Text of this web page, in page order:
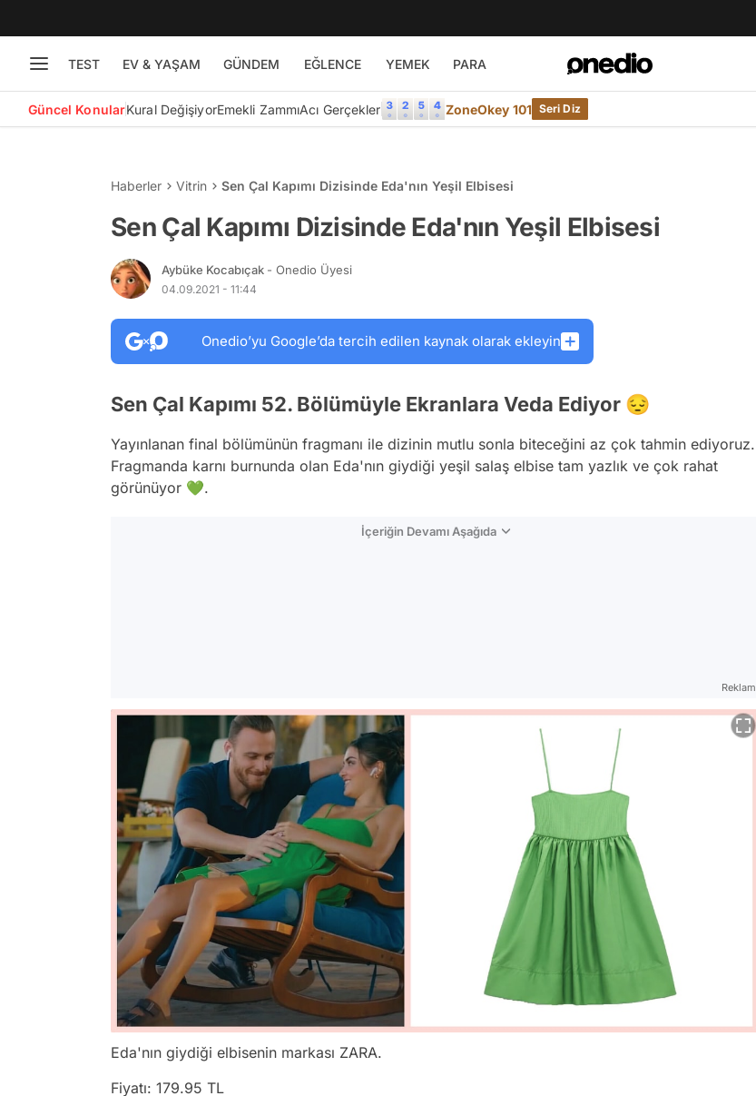
TEST EV & YAŞAM GÜNDEM EĞLENCE YEMEK PARA
Güncel KonularKural DeğişiyorEmekli ZammıAcı Gerçekler ZoneOkey 101 Seri Diz
Haberler Vitrin Sen Çal Kapımı Dizisinde Eda'nın Yeşil Elbisesi
Sen Çal Kapımı Dizisinde Eda'nın Yeşil Elbisesi
Aybüke Kocabıçak - Onedio Üyesi
04.09.2021 - 11:44
Onedio’yu Google’da tercih edilen kaynak olarak ekleyin
Sen Çal Kapımı 52. Bölümüyle Ekranlara Veda Ediyor 😔
Yayınlanan final bölümünün fragmanı ile dizinin mutlu sonla biteceğini az çok tahmin ediyoruz.
Fragmanda karnı burnunda olan Eda'nın giydiği yeşil salaş elbise tam yazlık ve çok rahat
görünüyor 💚.
İçeriğin Devamı Aşağıda
Reklam
Eda'nın giydiği elbisenin markası ZARA.
Fiyatı: 179.95 TL